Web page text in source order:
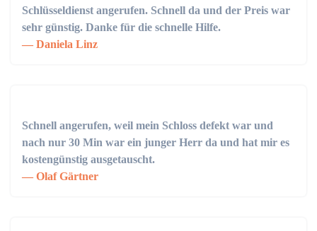
Schlüsseldienst angerufen. Schnell da und der Preis war
sehr günstig. Danke für die schnelle Hilfe.
Daniela Linz
Schnell angerufen, weil mein Schloss defekt war und
nach nur 30 Min war ein junger Herr da und hat mir es
kostengünstig ausgetauscht.
Olaf Gärtner